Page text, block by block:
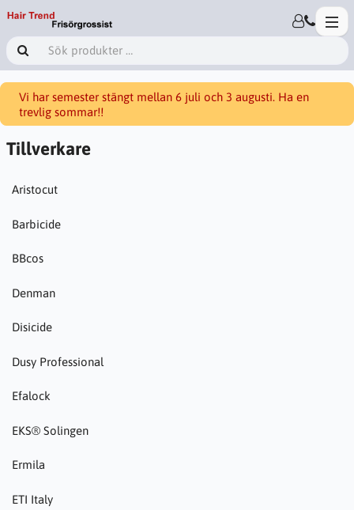
Vi har semester stängt mellan 6 juli och 3 augusti. Ha en
trevlig sommar!!
Tillverkare
Aristocut
Barbicide
BBcos
Denman
Disicide
Dusy Professional
Efalock
EKS® Solingen
Ermila
ETI Italy